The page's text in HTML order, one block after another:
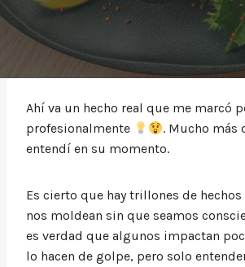
Ahí va un hecho real que me marcó
profesionalmente
. Mucho más
entendí en su momento.
Es cierto que hay trillones de
nos moldean sin que seamos
es verdad que algunos impactan
lo hacen de golpe, pero solo